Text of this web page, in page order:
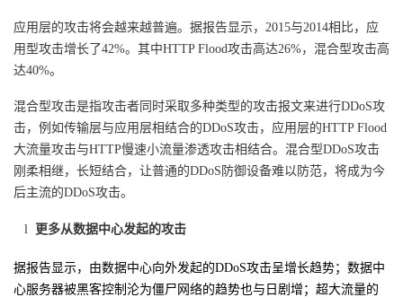
应用层的攻击将会越来越普遍。据报告显示，2015与2014相比，应
用型攻击增长了42%。其中HTTP Flood攻击高达26%，混合型攻击高
达40%。
混合型攻击是指攻击者同时采取多种类型的攻击报文来进行DDoS攻
击，例如传输层与应用层相结合的DDoS攻击，应用层的HTTP Flood
大流量攻击与HTTP慢速小流量渗透攻击相结合。混合型DDoS攻击
刚柔相继，长短结合，让普通的DDoS防御设备难以防范，将成为今
后主流的DDoS攻击。
l 更多从数据中心发起的攻击
据报告显示，由数据中心向外发起的DDoS攻击呈增长趋势；数据中
心服务器被黑客控制沦为僵尸网络的趋势也与日剧增；超大流量的